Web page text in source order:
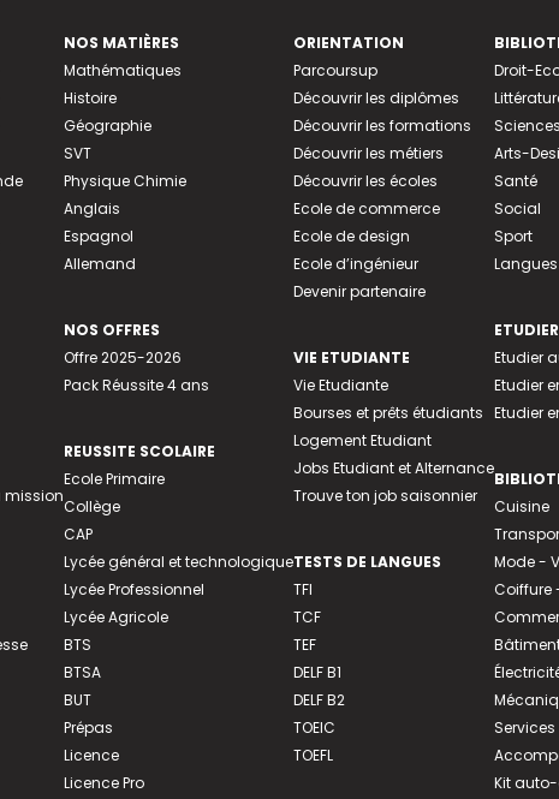
mission
NOS MATIÈRES
Mathématiques
Histoire
Géographie
SVT
Physique Chimie
Anglais
Espagnol
Allemand
NOS OFFRES
Offre 2025-2026
Pack Réussite 4 ans
REUSSITE SCOLAIRE
Ecole Primaire
Collège
CAP
Lycée général et technologique
Lycée Professionnel
Lycée Agricole
BTS
BTSA
BUT
Prépas
Licence
Licence Pro
ORIENTATION
Parcoursup
Découvrir les diplômes
Découvrir les formations
Découvrir les métiers
Découvrir les écoles
Ecole de commerce
Ecole de design
Ecole d’ingénieur
Devenir partenaire
VIE ETUDIANTE
Vie Etudiante
Bourses et prêts étudiants
Logement Etudiant
Jobs Etudiant et Alternance
Trouve ton job saisonnier
TESTS DE LANGUES
TFI
TCF
TEF
DELF B1
DELF B2
TOEIC
TOEFL
Droit-
Sciences
Arts-
Santé
Social
Sport
Langues
Etudier
Etudier
Etudier
Cuisine
Mode -
Coiffure
Kit